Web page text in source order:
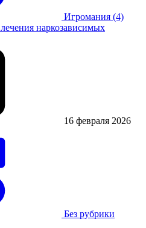
Игромания (4)
16 февраля 2026
Без рубрики